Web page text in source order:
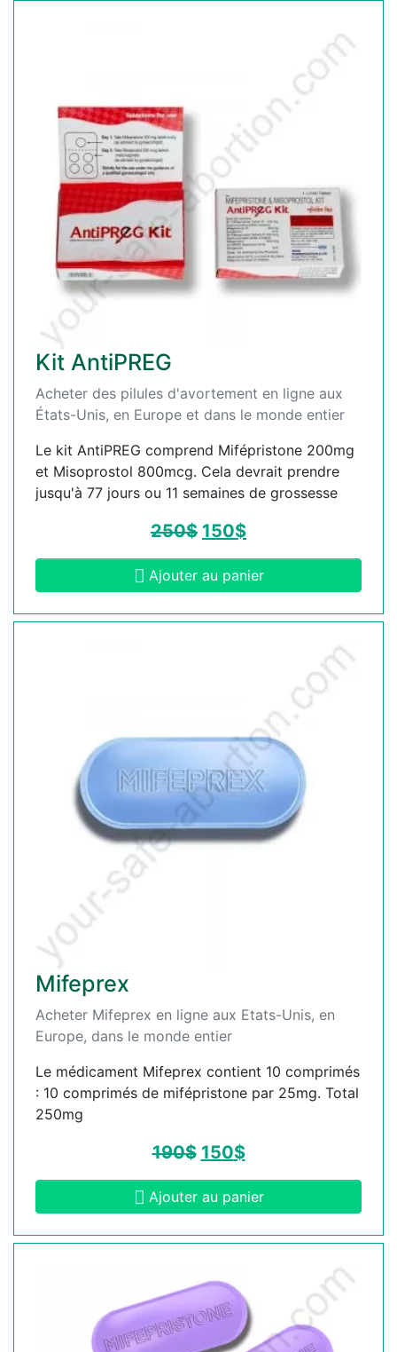
Kit AntiPREG
Acheter des pilules d'avortement en ligne aux
États-Unis, en Europe et dans le monde entier
Le kit AntiPREG comprend Mifépristone 200mg
et Misoprostol 800mcg. Cela devrait prendre
jusqu'à 77 jours ou 11 semaines de grossesse
250$ 150$
Ajouter au panier
Mifeprex
Acheter Mifeprex en ligne aux Etats-Unis, en
Europe, dans le monde entier
Le médicament Mifeprex contient 10 comprimés
: 10 comprimés de mifépristone par 25mg. Total
250mg
190$ 150$
Ajouter au panier